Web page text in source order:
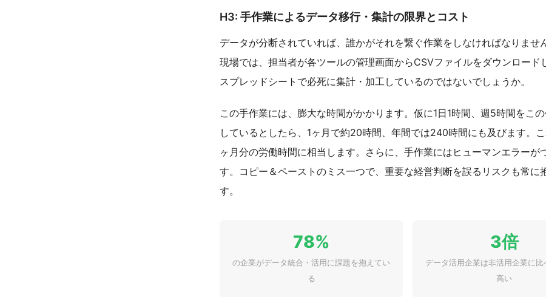
H3: 手作業によるデータ移行・集計の限界とコスト
データが分断されていれば、誰かがそれを繋ぐ作業をしなければなりませ
現場では、担当者が各ツールの管理画面からCSVファイルをダウンロード
スプレッドシートで必死に集計・加工しているのではないでしょうか。
この手作業には、膨大な時間がかかります。仮に1日1時間、週5時間をこ
しているとしたら、1ヶ月で約20時間、年間では240時間にも及びます。
ヶ月分の労働時間に相当します。さらに、手作業にはヒューマンエラーが
す。コピー＆ペーストのミス一つで、重要な経営判断を誤るリスクも常に
す。
78%
の企業がデータ統合・活用に課題を抱えてい
る
3倍
データ活用企業は非活用企業に
高い